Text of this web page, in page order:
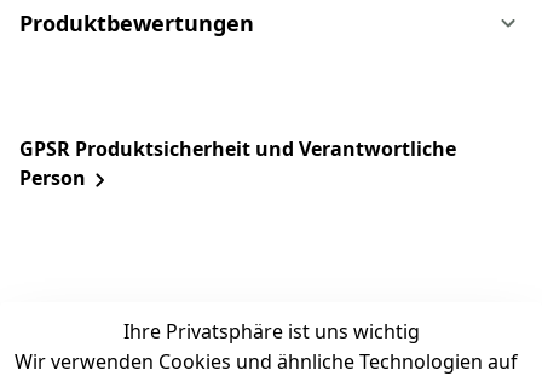
Produktbewertungen
GPSR Produktsicherheit und Verantwortliche
Person
Ihre Privatsphäre ist uns wichtig
Wir verwenden Cookies und ähnliche Technologien auf